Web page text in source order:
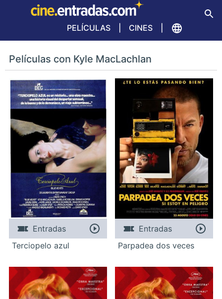
PELÍCULAS CINES
Películas con Kyle MacLachlan
Entradas
Terciopelo azul
Entradas
Parpadea dos veces